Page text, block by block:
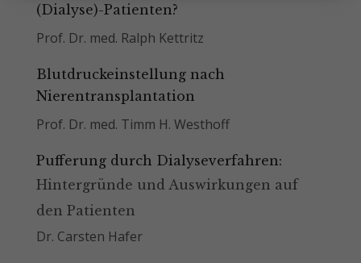
(Dialyse)-Patienten?
Prof. Dr. med. Ralph Kettritz
Blutdruckeinstellung nach
Nierentransplantation
Prof. Dr. med. Timm H. Westhoff
Pufferung durch Dialyseverfahren:
Hintergründe und Auswirkungen auf
den Patienten
Dr. Carsten Hafer